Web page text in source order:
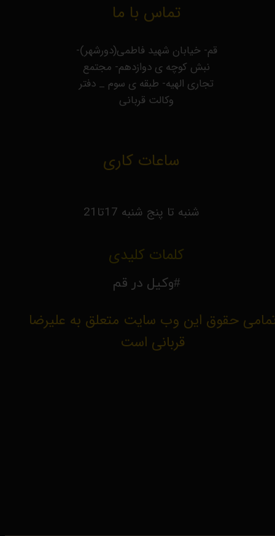
حقوق این وب سایت متعلق به علیرضا
قربانی است
قم- خیابان شهید فاطمی(دورشهر)-
نبش کوچه ی دوازدهم- مجتمع
تجاری الهیه- طبقه ی سوم _ دفتر
وکالت قربانی
تماس با ما
ساعات کاری
شنبه تا پنج شنبه 17تا21
کلمات کلیدی
#وکیل در قم